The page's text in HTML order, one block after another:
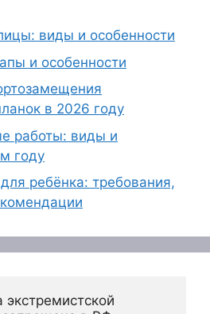
виды и особенности
и особенности
в 2026 году
работы: виды и
году
ребёнка: требования,